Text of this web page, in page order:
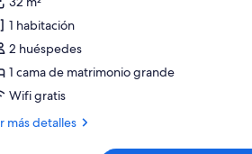
1 habitación
2 huéspedes
1 cama de matrimonio grande
Wifi gratis
más detalles